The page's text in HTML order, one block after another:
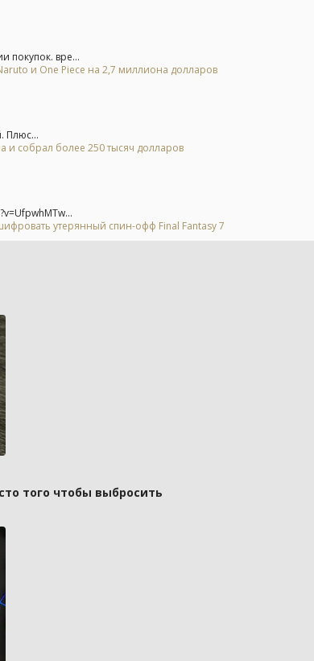
покупок. вре...
и One Piece на 2,7 миллиона долларов
Плюс...
и собрал более 250 тысяч долларов
утерянный спин-офф Final Fantasy 7
того чтобы выбросить